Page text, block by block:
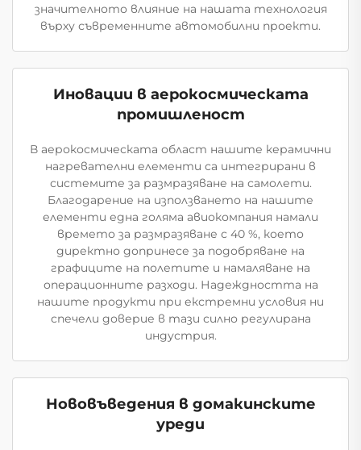
значителното влияние на нашата технология
върху съвременните автомобилни проекти.
Иновации в аерокосмическата
промишленост
В аерокосмическата област нашите керамични
нагревателни елементи са интегрирани в
системите за размразяване на самолети.
Благодарение на използването на нашите
елементи една голяма авиокомпания намали
времето за размразяване с 40 %, което
директно допринесе за подобряване на
графиците на полетите и намаляване на
операционните разходи. Надеждността на
нашите продукти при екстремни условия ни
спечели доверие в тази силно регулирана
индустрия.
Нововъведения в домакинските
уреди